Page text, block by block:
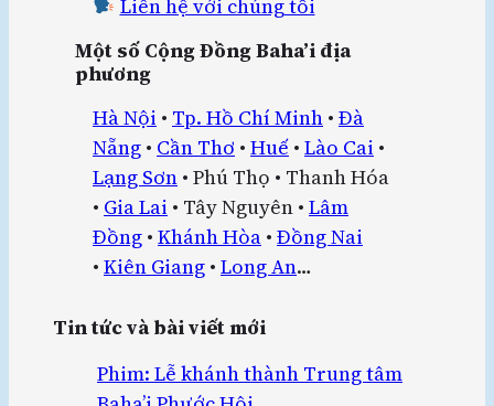
Liên hệ với chúng tôi
Một số Cộng Đồng Baha’i địa
phương
Hà Nội • Tp. Hồ Chí Minh • Đà
Nẵng • Cần Thơ • Huế • Lào Cai •
Lạng Sơn • Phú Thọ • Thanh Hóa
• Gia Lai • Tây Nguyên • Lâm
Đồng • Khánh Hòa • Đồng Nai
• Kiên Giang • Long An…
Tin tức và bài viết mới
Phim: Lễ khánh thành Trung tâm